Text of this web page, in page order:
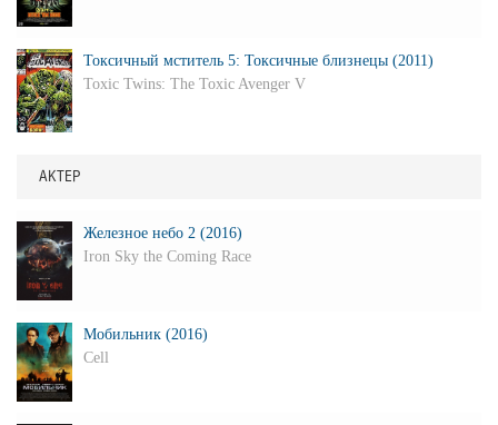
Токсичный мститель 5: Токсичные близнецы (2011)
Toxic Twins: The Toxic Avenger V
АКТЕР
Железное небо 2 (2016)
Iron Sky the Coming Race
Мобильник (2016)
Cell